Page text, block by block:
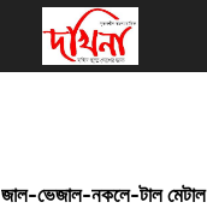
জাল-ভেজাল-নকলে-টাল মেটাল